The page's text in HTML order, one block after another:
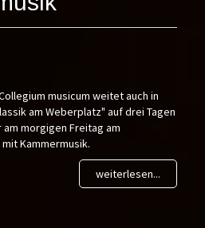
musicum weitet auch in
am Weberplatz" auf drei Tagen
am morgigen Freitag am
Kammermusik.
weiterlesen...